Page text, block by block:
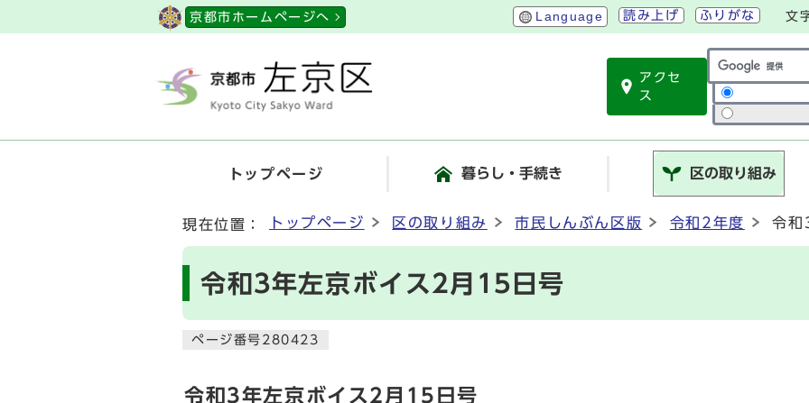
京都市ホームページへ Language 読み上げ ふりがな 文
アクセ
ス
サイト内検索
トップページ 暮らし・手続き 区の取り組み
現在位置： トップページ 区の取り組み 市民しんぶん区版 令和2年度 令和
令和3年左京ボイス2月15日号
ページ番号280423
令和3年左京ボイス2月15日号